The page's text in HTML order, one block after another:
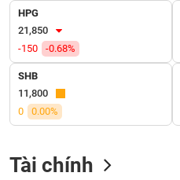
HPG
21,850
-150
-0.68%
SHB
11,800
0
0.00%
Tài chính
SẢN
Mã
chứng
khoán
(-)
Tất cả
Lãnh
đạo